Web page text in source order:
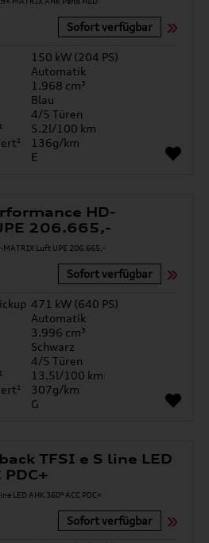
Sofort verfügbar
150 kW (204 PS)
Automatik
1.968 cm³
Blau
4/5 Türen
5.2l/100 km
136g/km
E
HD-
206.665,-
Sofort verfügbar
471 kW (640 PS)
Automatik
3.996 cm³
Schwarz
4/5 Türen
13.5l/100 km
307g/km
G
TFSI e S line LED
PDC+
Sofort verfügbar